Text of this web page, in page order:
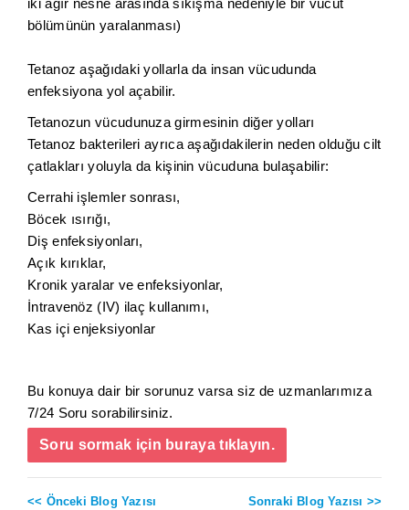
bölümünün yaralanması)
Tetanoz aşağıdaki yollarla da insan vücudunda
enfeksiyona yol açabilir.
Tetanozun vücudunuza girmesinin diğer yolları
Tetanoz bakterileri ayrıca aşağıdakilerin neden olduğu cilt
çatlakları yoluyla da kişinin vücuduna bulaşabilir:
Cerrahi işlemler sonrası,
Böcek ısırığı,
Diş enfeksiyonları,
Açık kırıklar,
Kronik yaralar ve enfeksiyonlar,
İntravenöz (IV) ilaç kullanımı,
Kas içi enjeksiyonlar
Bu konuya dair bir sorunuz varsa siz de uzmanlarımıza
7/24 Soru sorabilirsiniz.
Soru sormak için buraya tıklayın.
<< Önceki Blog Yazısı
Sonraki Blog Yazısı >>